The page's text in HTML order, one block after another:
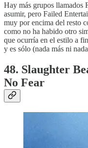
Hay más grupos llamados
asumir, pero Failed
muy por encima del resto
como no ha habido otro
que ocurría en el estilo a
y es sólo (nada más ni
48. Slaughter
No Fear